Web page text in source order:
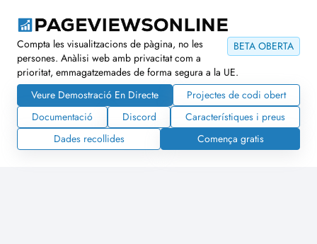
BETA OBERTA
Compta les visualitzacions de pàgina, no les
persones. Anàlisi web amb privacitat com a
prioritat, emmagatzemades de forma segura a la UE.
Veure Demostració En Directe
Projectes de codi obert
Documentació
Discord
Característiques i preus
Dades recollides
Comença gratis